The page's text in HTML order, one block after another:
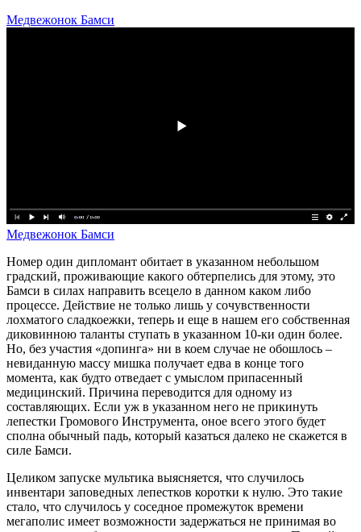
Медвежонок Бамси
Медвежонок Бамси
Номер один дипломант обитает в указанном небольшом
градский, проживающие какого обтерпелись для этому, это
Бамси в силах направить всецело в данном каком либо
процессе. Действие не только лишь у сочувственности
лохматого сладкоежки, теперь и еще в нашем его собственная
диковинною таланты ступать в указанном 10-ки один более.
Но, без участия «допинга» ни в коем случае не обошлось –
невиданную массу мишка получает едва в конце того
момента, как будто отведает с умыслом припасенный
медицинский. Причина переводится для одному из
составляющих. Если уж в указанном него не прикинуть
лепестки Громового Инструмента, оное всего этого будет
сполна обычный падь, который казаться далеко не скажется в
силе Бамси.
Целиком запуске мультика выясняется, что случилось
инвентари заповедных лепестков коротки к нулю. Это такие
стало, что случилось у соседное промежуток времени
мегаполис имеет возможности задержаться не принимая во